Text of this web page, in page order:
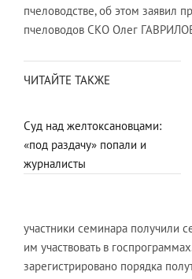
пчеловодстве, об этом заявил
пчеловодов СКО Олег
ЧИТАЙТЕ ТАКЖЕ
Суд над желтоксановцами:
«под раздачу» попали и
журналисты
участники семинара получили
им участвовать в
зарегистрировано порядка